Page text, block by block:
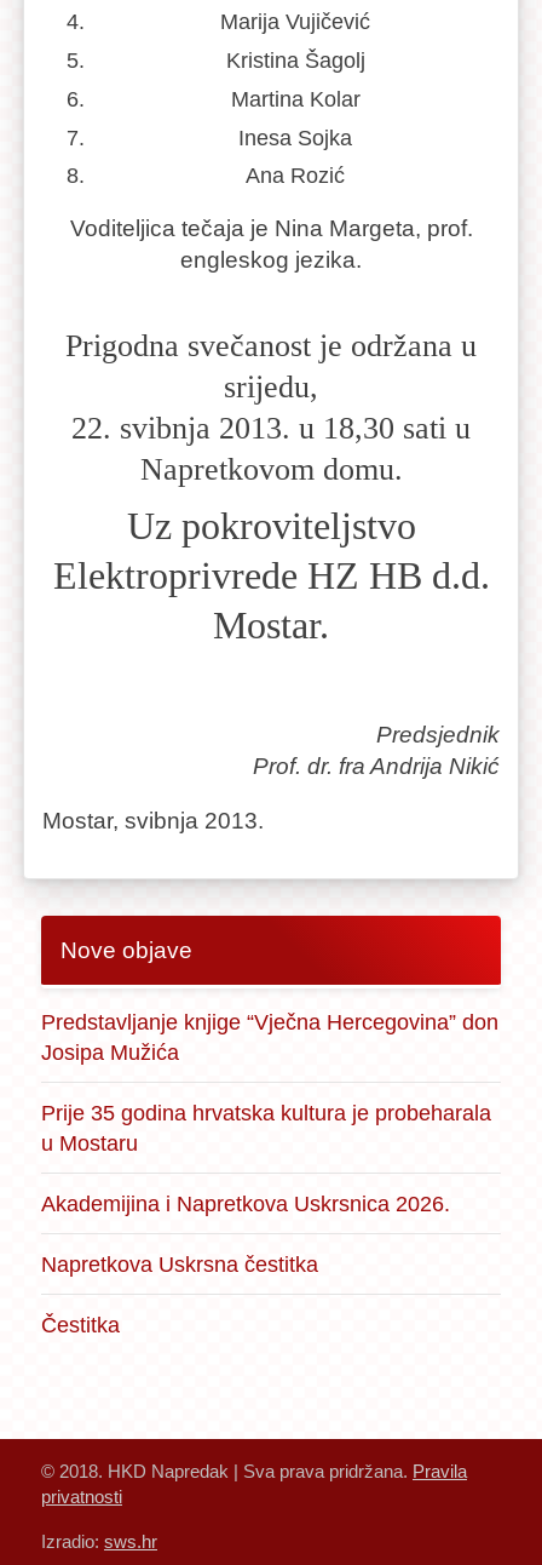
Marija Vujičević
Kristina Šagolj
Martina Kolar
Inesa Sojka
Ana Rozić
Voditeljica tečaja je Nina Margeta, prof.
engleskog jezika.
Prigodna svečanost je održana u
srijedu,
22. svibnja 2013. u 18,30 sati u
Napretkovom domu.
Uz pokroviteljstvo
Elektroprivrede HZ HB d.d.
Mostar.
Predsjednik
Prof. dr. fra Andrija Nikić
Mostar, svibnja 2013.
Nove objave
Predstavljanje knjige “Vječna Hercegovina” don
Josipa Mužića
Prije 35 godina hrvatska kultura je probeharala
u Mostaru
Akademijina i Napretkova Uskrsnica 2026.
Napretkova Uskrsna čestitka
Čestitka
© 2018. HKD Napredak | Sva prava pridržana. Pravila
privatnosti
Izradio: sws.hr